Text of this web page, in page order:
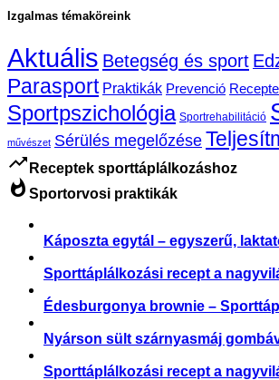
Izgalmas témaköreink
Aktuális Betegség és sport
Parasport Praktikák Prevenció
Sportpszichológia Sportrehabilitáció
művészet Sérülés megelőzése
trending_up Receptek sporttáplálkozáshoz
whatshot Sportorvosi praktikák
Káposzta egytál – egyszerű,
Sporttáplálkozási recept a
Édesburgonya brownie –
Nyárson sült szárnyasmáj
Sporttáplálkozási recept a